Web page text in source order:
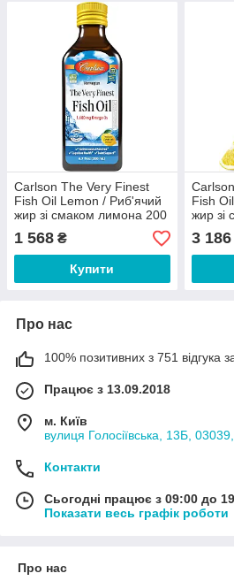
Carlson The Very Finest
Fish Oil Lemon / Риб'ячий
жир зі смаком лимона 200
мл
1 568 ₴
Купити
Fish
жир зі
мл
3 186
Про нас
100% позитивних з 751 відгука
Працює з 13.09.2018
м. Київ
вулиця Голосіївська, 13Б,
Контакти
Сьогодні працює з 09:00 до
Показати весь графік роботи
Про нас